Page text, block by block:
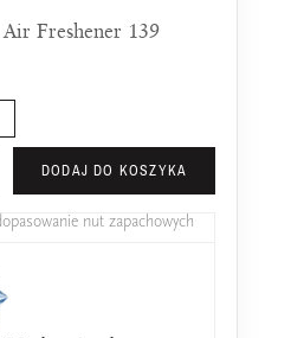
Freshener 139
DODAJ DO KOSZYKA
nut zapachowych